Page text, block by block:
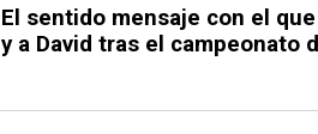
El sentido mensaje con el
y a David tras el campeonato